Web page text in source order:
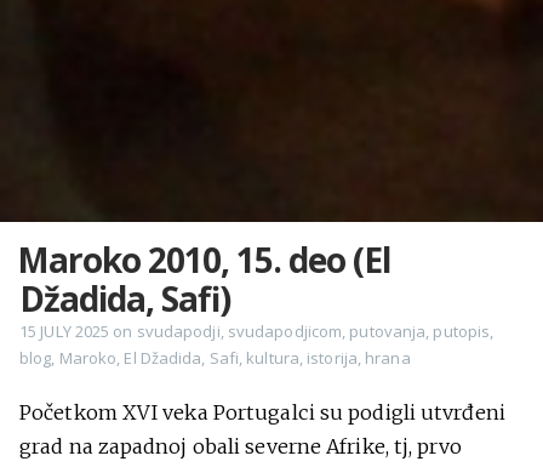
Maroko 2010, 15. deo (El
Džadida, Safi)
15 JULY 2025 on svudapodji, svudapodjicom, putovanja, putopis,
blog, Maroko, El Džadida, Safi, kultura, istorija, hrana
Početkom XVI veka Portugalci su podigli utvrđeni
grad na zapadnoj obali severne Afrike, tj, prvo